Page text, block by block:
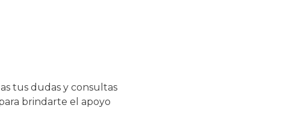
tus dudas y consultas
brindarte el apoyo